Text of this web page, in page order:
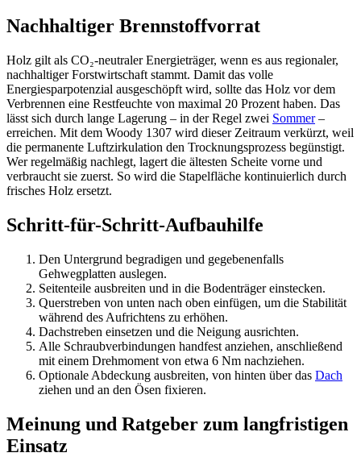
Nachhaltiger Brennstoffvorrat
Holz gilt als CO₂-neutraler Energieträger, wenn es aus regionaler,
nachhaltiger Forstwirtschaft stammt. Damit das volle
Energiesparpotenzial ausgeschöpft wird, sollte das Holz vor dem
Verbrennen eine Restfeuchte von maximal 20 Prozent haben. Das
lässt sich durch lange Lagerung – in der Regel zwei Sommer–
erreichen. Mit dem Woody 1307 wird dieser Zeitraum verkürzt, weil
die permanente Luftzirkulation den Trocknungsprozess begünstigt.
Wer regelmäßig nachlegt, lagert die ältesten Scheite vorne und
verbraucht sie zuerst. So wird die Stapelfläche kontinuierlich durch
frisches Holz ersetzt.
Schritt-für-Schritt-Aufbauhilfe
Den Untergrund begradigen und gegebenenfalls
Gehwegplatten auslegen.
Seitenteile ausbreiten und in die Bodenträger einstecken.
Querstreben von unten nach oben einfügen, um die Stabilität
während des Aufrichtens zu erhöhen.
Dachstreben einsetzen und die Neigung ausrichten.
Alle Schraubverbindungen handfest anziehen, anschließend
mit einem Drehmoment von etwa 6 Nm nachziehen.
Optionale Abdeckung ausbreiten, von hinten über das Dach
ziehen und an den Ösen fixieren.
Meinung und Ratgeber zum langfristigen
Einsatz